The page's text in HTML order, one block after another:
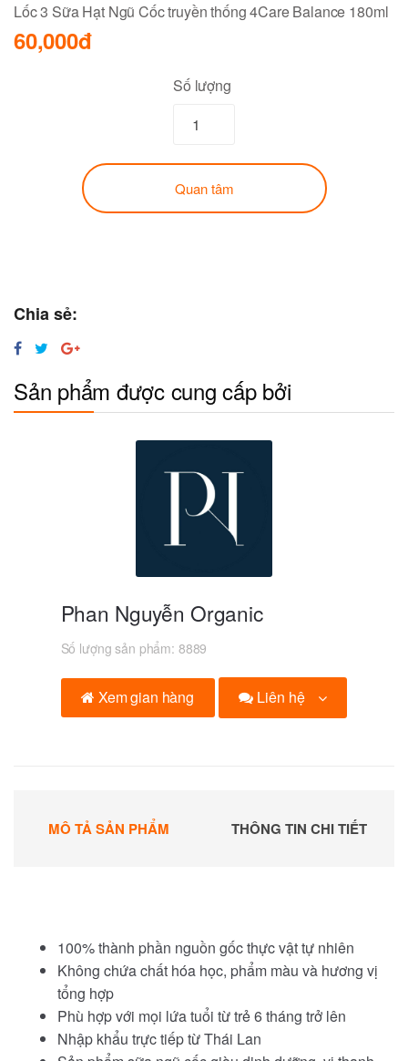
Lốc 3 Sữa Hạt Ngũ Cốc truyền thống 4Care Balance 180ml
60,000đ
Số lượng
Quan tâm
Chia sẻ:
Sản phẩm được cung cấp bởi
Phan Nguyễn Organic
Số lượng sản phẩm: 8889
Xem gian hàng Liên hệ
MÔ TẢ SẢN PHẨM THÔNG TIN CHI TIẾT
100% thành phần nguồn gốc thực vật tự nhiên
Không chứa chất hóa học, phẩm màu và hương vị
tổng hợp
Phù hợp với mọi lứa tuổi từ trẻ 6 tháng trở lên
Nhập khẩu trực tiếp từ Thái Lan